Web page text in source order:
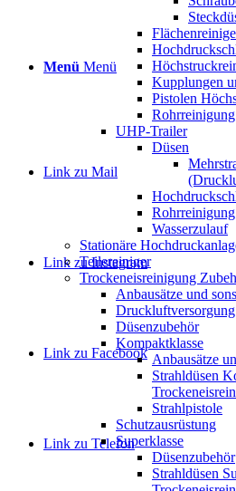
Menü Menü
Link zu Mail
Link zu Instagram
Link zu Facebook
Link zu Telefon
Kupplungen
Pistolen
UHP-Trailer
Düsen
Wasserzulauf
Stationäre
Teilereiniger
Trockeneisreinigung
Anbausätze und
Druckluftversorgung
Düsenzubehör
Kompaktklasse
Anbausätze
Strahldüsen
Strahlpistole
Schutzausrüstung
Superklasse
Düsenzubehör
Strahldüsen